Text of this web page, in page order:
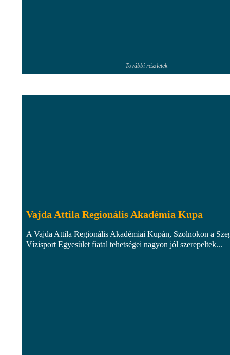
További részletek
Vajda Attila Regionális Akadémia Kupa
A Vajda Attila Regionális Akadémiai Kupán, Szolnokon a
Vízisport Egyesület fiatal tehetségei nagyon jól szerepeltek...